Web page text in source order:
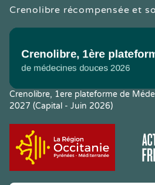
Crenolibre récompensée et
Crenolibre, 1ere plateforme de
2027 (Capital - Juin 2026)